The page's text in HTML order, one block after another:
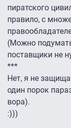
пиратского
правило, с
(Можно
поставщики не
***
Нет, я не
один порок
вора).
:)))